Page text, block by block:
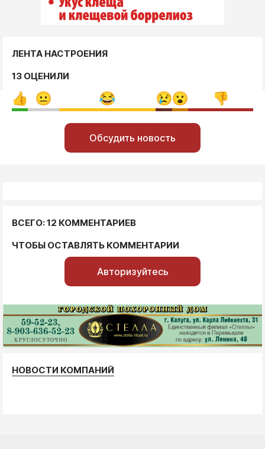
ЛЕНТА НАСТРОЕНИЯ
13 ОЦЕНИЛИ
Обсудить новость
ВСЕГО: 12 КОММЕНТАРИЕВ
ЧТОБЫ ОСТАВЛЯТЬ КОММЕНТАРИИ
Авторизуйтесь
НОВОСТИ КОМПАНИЙ